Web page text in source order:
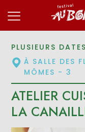
PLUSIEURS DATES
À SALLE DES
MÔMES - 3
ATELIER
LA